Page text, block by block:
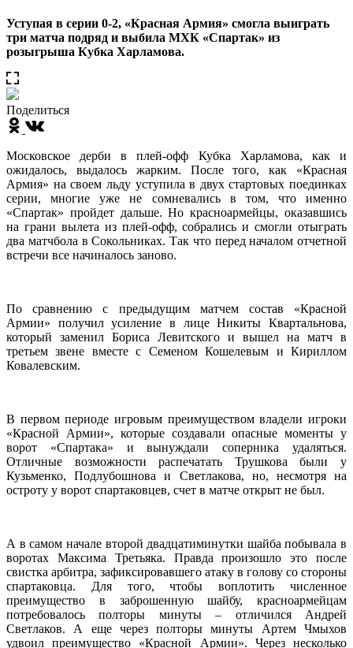
Уступая в серии 0-2, «Красная Армия» смогла выиграть
три матча подряд и выбила МХК «Спартак» из
розыгрыша Кубка Харламова.
Поделиться
Московское дерби в плей-офф Кубка Харламова, как и
ожидалось, выдалось жарким. После того, как «Красная
Армия» на своем льду уступила в двух стартовых поединках
серии, многие уже не сомневались в том, что именно
«Спартак» пройдет дальше. Но красноармейцы, оказавшись
на грани вылета из плей-офф, собрались и смогли отыграть
два матчбола в Сокольниках. Так что перед началом отчетной
встречи все начиналось заново.
По сравнению с предыдущим матчем состав «Красной
Армии» получил усиление в лице Никиты Квартальнова,
который заменил Бориса Левитского и вышел на матч в
третьем звене вместе с Семеном Кошелевым и Кириллом
Ковалевским.
В первом периоде игровым преимуществом владели игроки
«Красной Армии», которые создавали опасные моменты у
ворот «Спартака» и вынуждали соперника удаляться.
Отличные возможности распечатать Трушкова были у
Кузьменко, Подлубошнова и Светлакова, но, несмотря на
остроту у ворот спартаковцев, счет в матче открыт не был.
А в самом начале второй двадцатиминутки шайба побывала в
воротах Максима Третьяка. Правда произошло это после
свистка арбитра, зафиксировавшего атаку в голову со стороны
спартаковца. Для того, чтобы воплотить численное
преимущество в заброшенную шайбу, красноармейцам
потребовалось полторы минуты – отличился Андрей
Светлаков. А еще через полторы минуты Артем Чмыхов
удвоил преимущество «Красной Армии». Через несколько